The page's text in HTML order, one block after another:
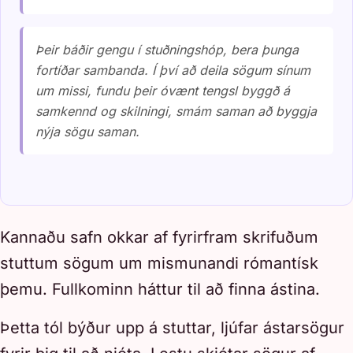
Þeir báðir gengu í stuðningshóp, bera þunga
fortíðar sambanda. Í því að deila sögum sínum
um missi, fundu þeir óvænt tengsl byggð á
samkennd og skilningi, smám saman að byggja
nýja sögu saman.
Kannaðu safn okkar af fyrirfram skrifuðum
stuttum sögum um mismunandi rómantísk
þemu. Fullkominn háttur til að finna ástina.
Þetta tól býður upp á stuttar, ljúfar ástarsögur